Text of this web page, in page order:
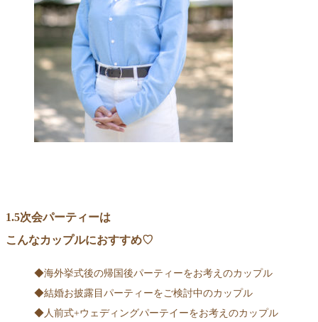
1.5次会パーティーは
こんなカップルにおすすめ♡
◆海外挙式後の帰国後パーティーをお考えのカップル
◆結婚お披露目パーティーをご検討中のカップル
◆人前式+ウェディングパーテイーをお考えのカップル